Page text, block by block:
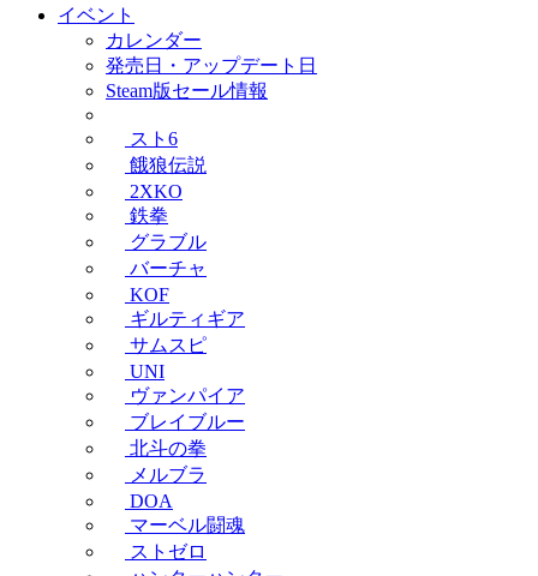
イベント
カレンダー
発売日・アップデート日
Steam版セール情報
スト6
餓狼伝説
2XKO
鉄拳
グラブル
バーチャ
KOF
ギルティギア
サムスピ
UNI
ヴァンパイア
ブレイブルー
北斗の拳
メルブラ
DOA
マーベル闘魂
ストゼロ